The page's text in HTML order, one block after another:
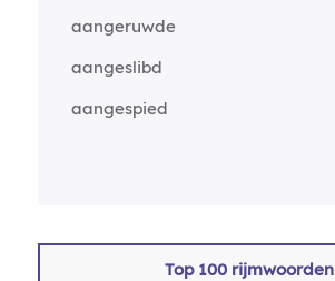
aangeruwde
aangeslibd
aangespied
Top 100 rijmwoorden